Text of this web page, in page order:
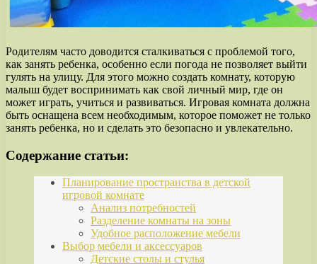
Родителям часто доводится сталкиваться с проблемой того,
как занять ребенка, особенно если погода не позволяет выйти
гулять на улицу. Для этого можно создать комнату, которую
малыш будет воспринимать как свой личный мир, где он
может играть, учиться и развиваться. Игровая комната должна
быть оснащена всем необходимым, которое поможет не только
занять ребенка, но и сделать это безопасно и увлекательно.
Содержание статьи:
Планирование пространства в детской
игровой комнате
Анализ потребностей
Разделение комнаты на зоны
Удобное расположение мебели
Выбор мебели и аксессуаров
Детские столы и стулья